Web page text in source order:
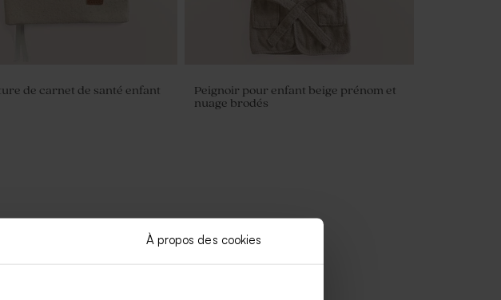
À propos des cookies
de carnet de santé enfant
Peignoir pour enfant beige prénom et
nuage brodés